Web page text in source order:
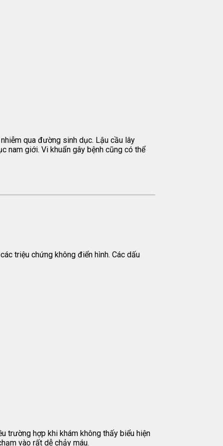
qua đường sinh dục. Lậu cầu lây
nam giới. Vi khuẩn gây bệnh cũng có thể
triệu chứng không điển hình. Các dấu
trường hợp khi khám không thấy biểu hiện
vào rất dễ chảy máu.